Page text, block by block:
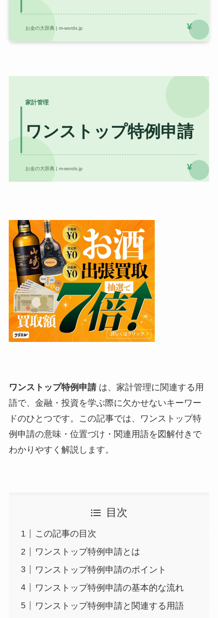
ワンストップ特例申請は、家計管理に関連する用
語で、金融・投資を学ぶ際に欠かせないキーワー
ドのひとつです。この記事では、ワンストップ特
例申請の意味・位置づけ・関連用語を図解付きで
わかりやすく解説します。
目次
この記事の目次
ワンストップ特例申請とは
ワンストップ特例申請のポイント
ワンストップ特例申請の基本的な流れ
ワンストップ特例申請と関連する用語